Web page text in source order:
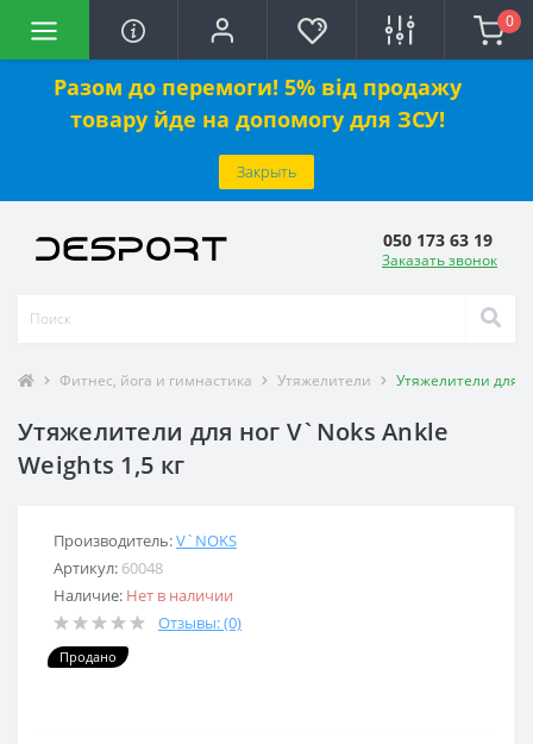
Разом до перемоги! 5% від продажу
товару йде на допомогу для ЗСУ!
Закрыть
0
050 173 63 19
Заказать звонок
Фитнес, йога и гимнастика Утяжелители Утяжелители для
Утяжелители для ног V`Noks Ankle
Weights 1,5 кг
Производитель:V`NOKS
Артикул: 60048
Наличие: Нет в наличии
Отзывы: (0)
Продано